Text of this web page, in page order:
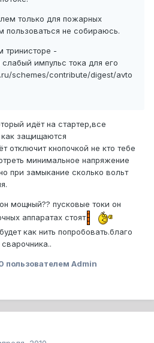
только для пожарных
пользоваться не собираюсь.
тринисторе -
импульс тока для его
schemes/contribute/digest/avto
идёт на стартер,все
защищаются
отключит кнопочкой не кто тебе
минимальное напряжение
при замыкание сколько вольт
мощный?? пусковые токи он
аппаратах стоят
как нить попробовать.благо
пользователем Admin